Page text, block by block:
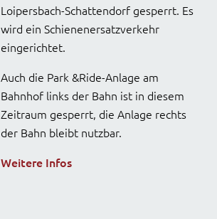
Loipersbach-Schattendorf gesperrt. Es
wird ein Schienenersatzverkehr
eingerichtet.
Auch die Park &Ride-Anlage am
Bahnhof links der Bahn ist in diesem
Zeitraum gesperrt, die Anlage rechts
der Bahn bleibt nutzbar.
Weitere Infos